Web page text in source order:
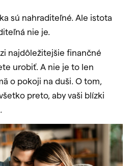
sú nahraditeľné. Ale istota
nie je.
najdôležitejšie finančné
urobiť. A nie je to len
o pokoji na duši. O tom,
preto, aby vaši blízki